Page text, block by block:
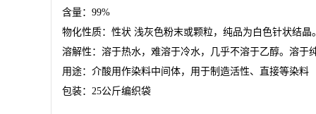
含量： 99%
物化性质：性状 浅灰色粉末或颗粒，纯品为白色针状结晶
溶解性：溶于热水，难溶于冷水，几乎不溶于乙醇。溶于
用途：介酸用作染料中间体，用于制造活性、直接等染料
包装： 25公斤编织袋